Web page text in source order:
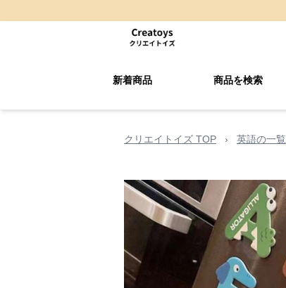
新着商品 商品を検索
クリエイトイズ TOP › 英語の一覧